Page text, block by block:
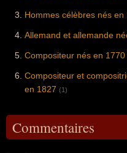
Hommes célèbres nés
Allemand et allemande
Compositeur nés en
Compositeur et
en 1827 (1)
Commentaires